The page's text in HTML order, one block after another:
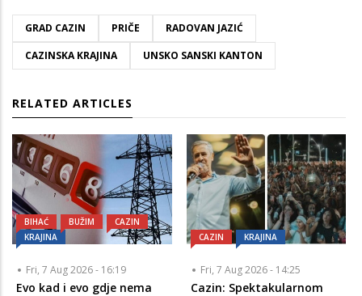
GRAD CAZIN PRIČE
RADOVAN JAZIĆ
CAZINSKA KRAJINA
UNSKO SANSKI KANTON
RELATED ARTICLES
BIHAĆ BUŽIM
CAZIN
KRAJINA
Fri, 7 Aug 2026 - 16:19
Evo kad i evo gdje nema
CAZIN KRAJINA
Fri, 7 Aug 2026 - 14:25
Cazin: Spektakularnom